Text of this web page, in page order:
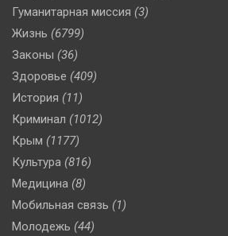
Гуманитарная миссия (3)
Жизнь (6799)
Законы (36)
Здоровье (409)
История (11)
Криминал (1012)
Крым (1177)
Культура (816)
Медицина (8)
Мобильная связь (1)
Молодежь (44)